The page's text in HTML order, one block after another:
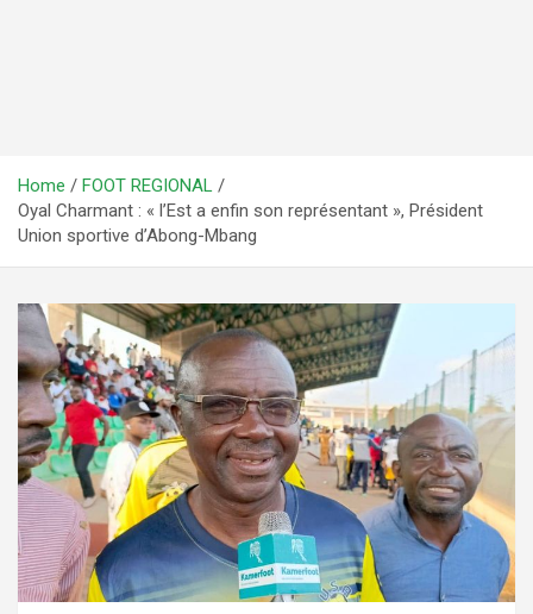
Home
FOOT REGIONAL
Oyal Charmant : « l’Est a enfin son représentant », Président
Union sportive d’Abong-Mbang